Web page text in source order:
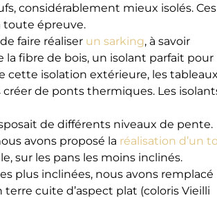
considérablement mieux isolés. Ces
toute épreuve.
faire réaliser un sarking, à savoir
la fibre de bois, un isolant parfait pour
cette isolation extérieure, les tableaux
de ponts thermiques. Les
de différents niveaux de pente.
avons proposé la réalisation d’un
sur les pans les moins inclinés.
plus inclinées, nous avons remplacé
cuite d’aspect plat (coloris Vieilli